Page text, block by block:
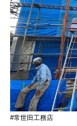
#常世田工務店